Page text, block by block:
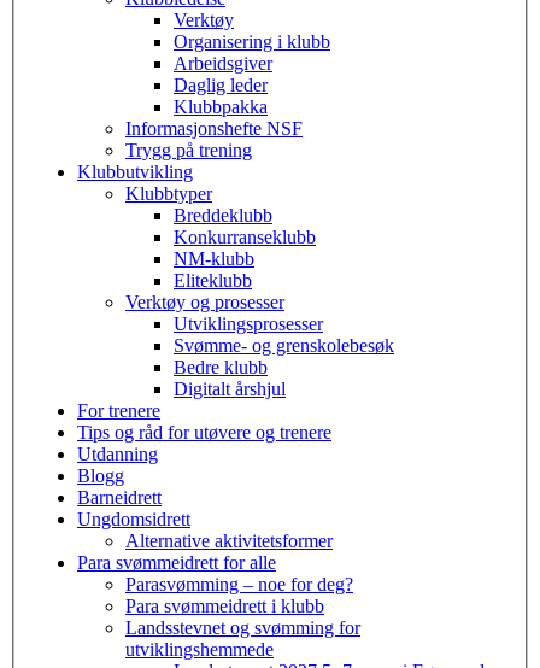
Verktøy
Organisering i klubb
Arbeidsgiver
Daglig leder
Klubbpakka
Informasjonshefte NSF
Trygg på trening
Klubbutvikling
Klubbtyper
Breddeklubb
Konkurranseklubb
NM-klubb
Eliteklubb
Verktøy og prosesser
Utviklingsprosesser
Svømme- og grenskolebesøk
Bedre klubb
Digitalt årshjul
For trenere
Tips og råd for utøvere og trenere
Utdanning
Blogg
Barneidrett
Ungdomsidrett
Alternative aktivitetsformer
Para svømmeidrett for alle
Parasvømming – noe for deg?
Para svømmeidrett i klubb
Landsstevnet og svømming for
utviklingshemmede